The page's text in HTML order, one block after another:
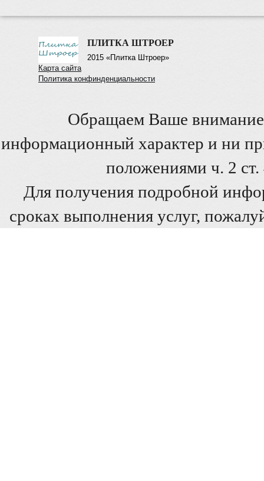
ПЛИТКА ШТРОЕР
2015 «Плитка Штроер»
Карта сайта
Политика конфинденциальности
Обращаем Ваше внимание
информационный характер и ни
положениями ч. 2
Для получения подробной
сроках выполнения услуг,